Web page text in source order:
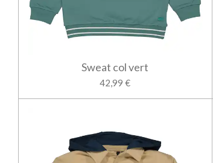
Sweat col vert
42,99 €